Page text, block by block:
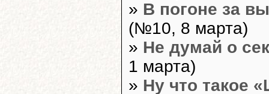
» В погоне за
(№10, 8 марта)
» Не думай о
1 марта)
» Ну что такое